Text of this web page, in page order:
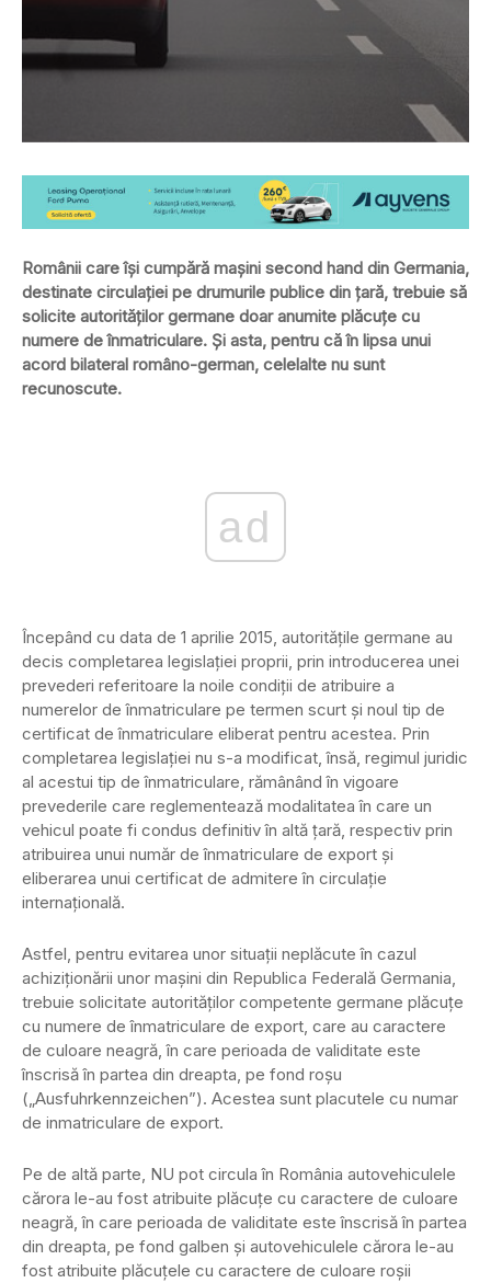
Românii care îşi cumpără maşini second hand din Germania,
destinate circulaţiei pe drumurile publice din ţară, trebuie să
solicite autorităţilor germane doar anumite plăcuţe cu
numere de înmatriculare. Şi asta, pentru că în lipsa unui
acord bilateral româno-german, celelalte nu sunt
recunoscute.
ad
Începând cu data de 1 aprilie 2015, autorităţile germane au
decis completarea legislaţiei proprii, prin introducerea unei
prevederi referitoare la noile condiţii de atribuire a
numerelor de înmatriculare pe termen scurt şi noul tip de
certificat de înmatriculare eliberat pentru acestea. Prin
completarea legislaţiei nu s-a modificat, însă, regimul juridic
al acestui tip de înmatriculare, rămânând în vigoare
prevederile care reglementează modalitatea în care un
vehicul poate fi condus definitiv în altă ţară, respectiv prin
atribuirea unui număr de înmatriculare de export şi
eliberarea unui certificat de admitere în circulaţie
internaţională.
Astfel, pentru evitarea unor situaţii neplăcute în cazul
achiziţionării unor maşini din Republica Federală Germania,
trebuie solicitate autorităţilor competente germane plăcuţe
cu numere de înmatriculare de export, care au caractere
de culoare neagră, în care perioada de validitate este
înscrisă în partea din dreapta, pe fond roşu
(„Ausfuhrkennzeichen”). Acestea sunt placutele cu numar
de inmatriculare de export.
Pe de altă parte, NU pot circula în România autovehiculele
cărora le-au fost atribuite plăcuţe cu caractere de culoare
neagră, în care perioada de validitate este înscrisă în partea
din dreapta, pe fond galben şi autovehiculele cărora le-au
fost atribuite plăcuţele cu caractere de culoare roşii